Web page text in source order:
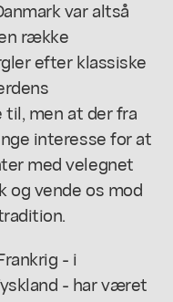
var altså
række
efter klassiske
men at der fra
interesse for at
med velegnet
og vende os mod
- i
- har været